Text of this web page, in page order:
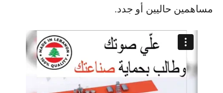
مساهمين حاليين أو جدد.